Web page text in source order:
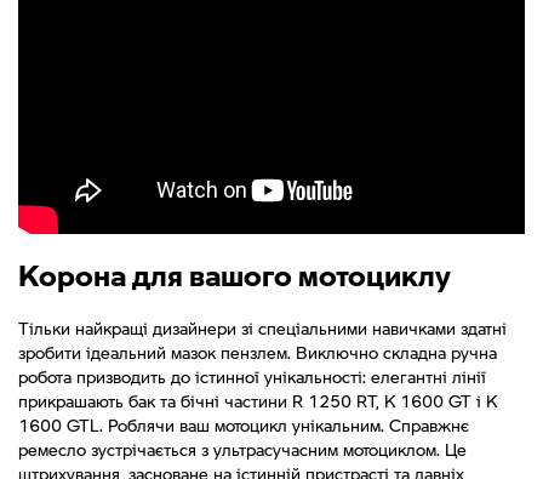
Корона для вашого мотоциклу
Тільки найкращі дизайнери зі спеціальними навичками здатні
зробити ідеальний мазок пензлем. Виключно складна ручна
робота призводить до істинної унікальності: елегантні лінії
прикрашають бак та бічні частини R 1250 RT, K 1600 GT і K
1600 GTL. Роблячи ваш мотоцикл унікальним. Справжнє
ремесло зустрічається з ультрасучасним мотоциклом. Це
штрихування, засноване на істинній пристрасті та давніх